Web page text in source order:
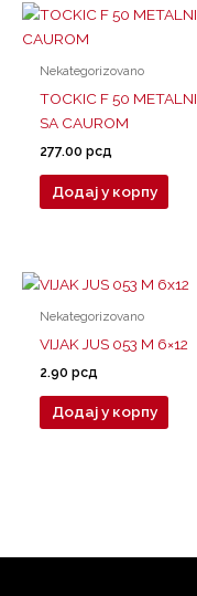
Nekategorizovano
TOCKIC F 50 METALNI
SA CAUROM
277.00рсд
Додај у корпу
Nekategorizovano
VIJAK JUS 053 M 6×12
2.90рсд
Додај у корпу